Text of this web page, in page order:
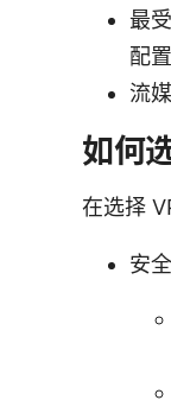
最
配
流
如何
在选择
安